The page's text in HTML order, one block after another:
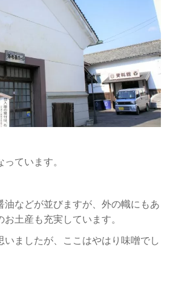
ています。
油などが並びますが、外の幟にもあ
土産も充実しています。
いましたが、ここはやはり味噌でし